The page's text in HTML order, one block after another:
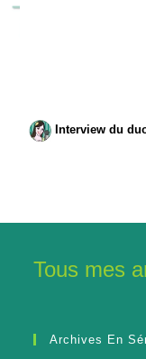
Interview du
Tous mes
Archives En